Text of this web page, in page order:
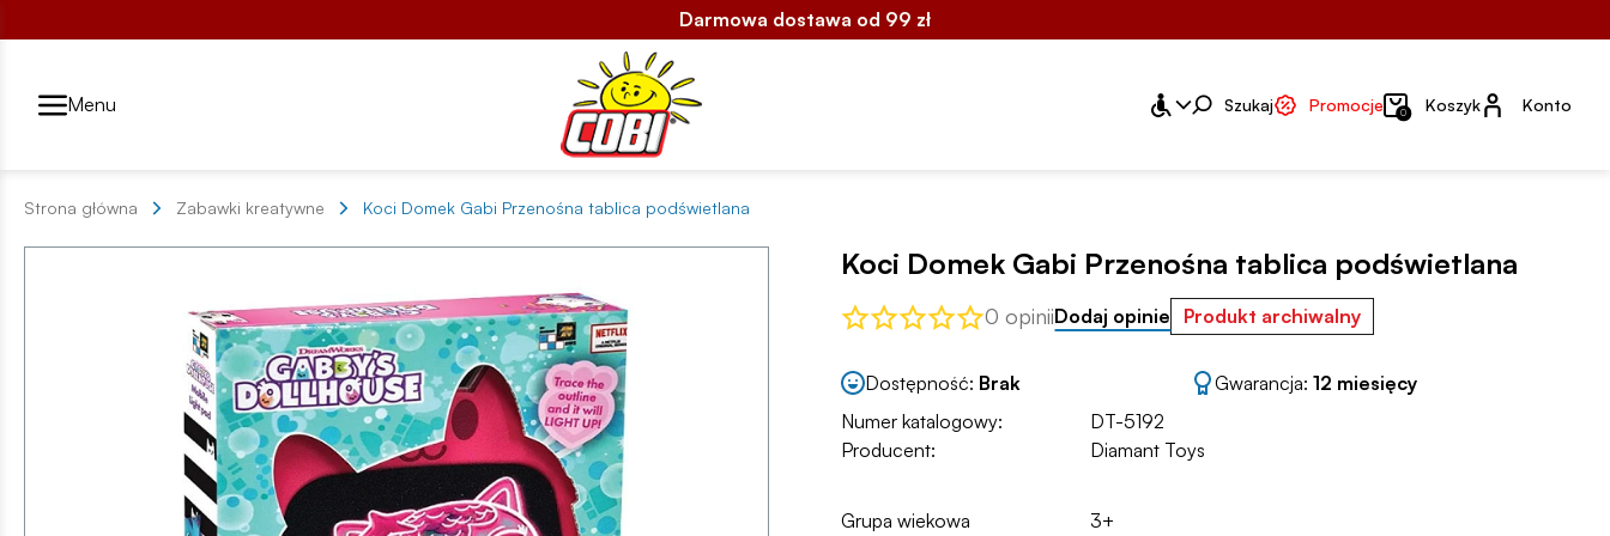
Darmowa dostawa od 99 zł
Przełącznik segmentów2
Menu Szukaj Promocje 0 KoszykKonto
Konto
Strona główna Zabawki kreatywne Koci Domek Gabi Przenośna tablica podświetlana
Koci Domek Gabi Przenośna tablica podświetlana
0 opiniiDodaj opinie Produkt archiwalny
Dostępność: Brak Gwarancja: 12 miesięcy
Numer katalogowy:
DT-5192
Producent:
Diamant Toys
Grupa wiekowa 3+